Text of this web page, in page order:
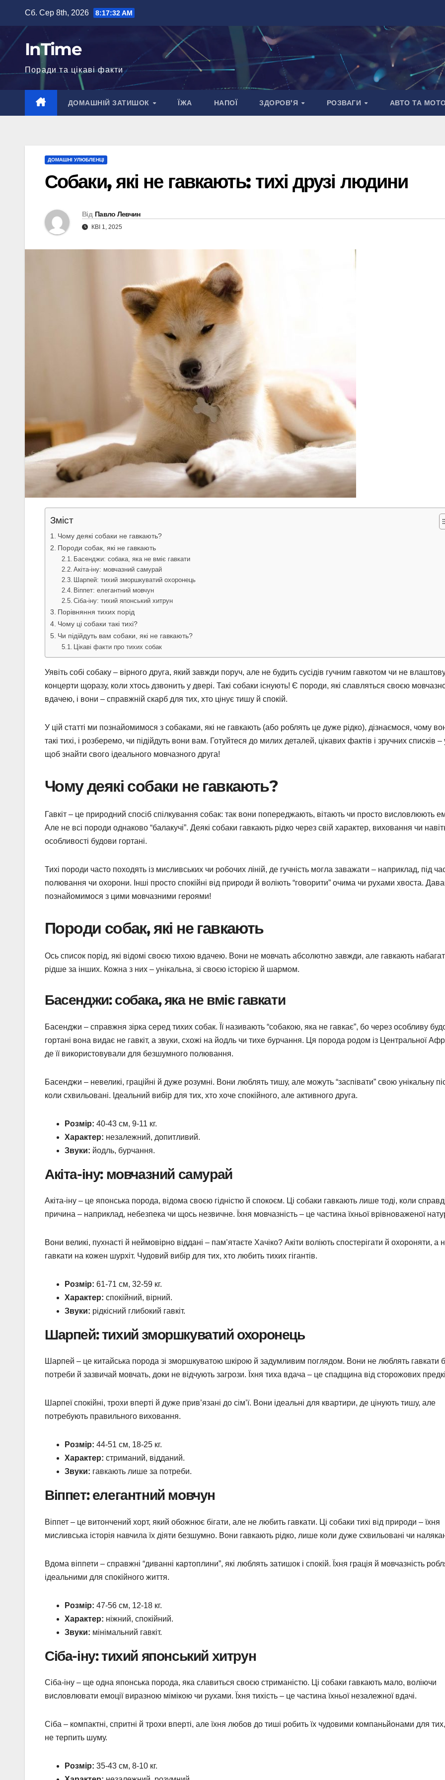
вмісту
Сб. Сер 8th, 2026 8:17:33 AM
InTime
Поради та цікаві факти
ДОМАШНІЙ ЗАТИШОК ЇЖА НАПОЇ ЗДОРОВ’Я РОЗВАГИ АВТО ТА
ДОМАШНІ УЛЮБЛЕНЦІ
Собаки, які не гавкають: тихі друзі людини
Від Павло Левчин
КВІ 1, 2025
Зміст
Чому деякі собаки не гавкають?
Породи собак, які не гавкають
Басенджи: собака, яка не вміє гавкати
Акіта-іну: мовчазний самурай
Шарпей: тихий зморшкуватий охоронець
Віппет: елегантний мовчун
Сіба-іну: тихий японський хитрун
Порівняння тихих порід
Чому ці собаки такі тихі?
Чи підійдуть вам собаки, які не гавкають?
Цікаві факти про тихих собак
Уявіть собі собаку – вірного друга, який завжди поруч, але не будить сусідів гучним гавкотом чи не
концерти щоразу, коли хтось дзвонить у двері. Такі собаки існують! Є породи, які славляться своєю
вдачею, і вони – справжній скарб для тих, хто цінує тишу й спокій.
У цій статті ми познайомимося з собаками, які не гавкають (або роблять це дуже рідко), дізнаємося, чому
такі тихі, і розберемо, чи підійдуть вони вам. Готуйтеся до милих деталей, цікавих фактів і зручних списків –
щоб знайти свого ідеального мовчазного друга!
Чому деякі собаки не гавкають?
Гавкіт – це природний спосіб спілкування собак: так вони попереджають, вітають чи просто висловлюють
Але не всі породи однаково “балакучі”. Деякі собаки гавкають рідко через свій характер, виховання чи
особливості будови гортані.
Тихі породи часто походять із мисливських чи робочих ліній, де гучність могла заважати – наприклад, під
полювання чи охорони. Інші просто спокійні від природи й воліють “говорити” очима чи рухами хвоста.
познайомимося з цими мовчазними героями!
Породи собак, які не гавкають
Ось список порід, які відомі своєю тихою вдачею. Вони не мовчать абсолютно завжди, але гавкають
рідше за інших. Кожна з них – унікальна, зі своєю історією й шармом.
Басенджи: собака, яка не вміє гавкати
Басенджи – справжня зірка серед тихих собак. Її називають “собакою, яка не гавкає”, бо через особливу
гортані вона видає не гавкіт, а звуки, схожі на йодль чи тихе бурчання. Ця порода родом із Центральної
де її використовували для безшумного полювання.
Басенджи – невеликі, граційні й дуже розумні. Вони люблять тишу, але можуть “заспівати” свою унікальну
коли схвильовані. Ідеальний вибір для тих, хто хоче спокійного, але активного друга.
Розмір: 40-43 см, 9-11 кг.
Характер: незалежний, допитливий.
Звуки: йодль, бурчання.
Акіта-іну: мовчазний самурай
Акіта-іну – це японська порода, відома своєю гідністю й спокоєм. Ці собаки гавкають лише тоді, коли
причина – наприклад, небезпека чи щось незвичне. Їхня мовчазність – це частина їхньої врівноваженої
Вони великі, пухнасті й неймовірно віддані – пам’ятаєте Хачіко? Акіти воліють спостерігати й охороняти, а
гавкати на кожен шурхіт. Чудовий вибір для тих, хто любить тихих гігантів.
Розмір: 61-71 см, 32-59 кг.
Характер: спокійний, вірний.
Звуки: рідкісний глибокий гавкіт.
Шарпей: тихий зморшкуватий охоронець
Шарпей – це китайська порода зі зморшкуватою шкірою й задумливим поглядом. Вони не люблять гавкати
потреби й зазвичай мовчать, доки не відчують загрози. Їхня тиха вдача – це спадщина від сторожових
Шарпеї спокійні, трохи вперті й дуже прив’язані до сім’ї. Вони ідеальні для квартири, де цінують тишу, але
потребують правильного виховання.
Розмір: 44-51 см, 18-25 кг.
Характер: стриманий, відданий.
Звуки: гавкають лише за потреби.
Віппет: елегантний мовчун
Віппет – це витончений хорт, який обожнює бігати, але не любить гавкати. Ці собаки тихі від природи – їхня
мисливська історія навчила їх діяти безшумно. Вони гавкають рідко, лише коли дуже схвильовані чи
Вдома віппети – справжні “диванні картоплини”, які люблять затишок і спокій. Їхня грація й мовчазність
ідеальними для спокійного життя.
Розмір: 47-56 см, 12-18 кг.
Характер: ніжний, спокійний.
Звуки: мінімальний гавкіт.
Сіба-іну: тихий японський хитрун
Сіба-іну – ще одна японська порода, яка славиться своєю стриманістю. Ці собаки гавкають мало, воліючи
висловлювати емоції виразною мімікою чи рухами. Їхня тихість – це частина їхньої незалежної вдачі.
Сіба – компактні, спритні й трохи вперті, але їхня любов до тиші робить їх чудовими компаньйонами для
не терпить шуму.
Розмір: 35-43 см, 8-10 кг.